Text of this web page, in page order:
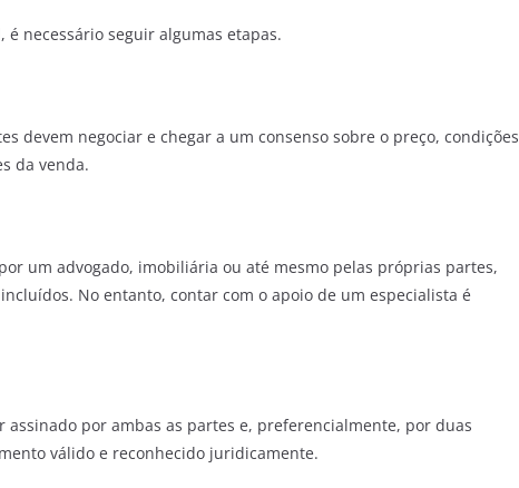
necessário seguir algumas etapas.
devem negociar e chegar a um consenso sobre o preço, condições
da venda.
um advogado, imobiliária ou até mesmo pelas próprias partes,
No entanto, contar com o apoio de um especialista é
assinado por ambas as partes e, preferencialmente, por duas
válido e reconhecido juridicamente.